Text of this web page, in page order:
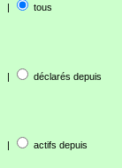
| tous
| déclarés depuis
| actifs depuis